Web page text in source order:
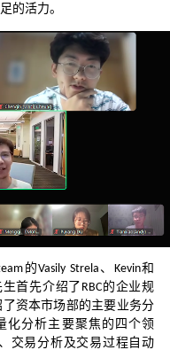
的活力。
的Vasily Strela 、 Kevin和
生首先介绍了RBC的企业规
资本市场部的主要业务分
化分析主要聚焦的四个领
交易分析及交易过程自动